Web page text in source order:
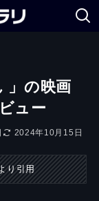
」の映画
ュー
2024年10月15日
り引用